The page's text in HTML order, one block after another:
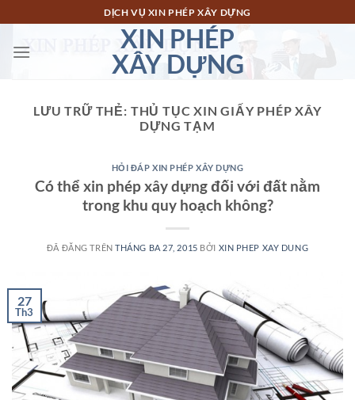
đến
nội
DỊCH VỤ XIN PHÉP XÂY DỰNG
XIN PHÉP
XÂY DỰNG
LƯU TRỮ THẺ: THỦ TỤC XIN GIẤY PHÉP XÂY
DỰNG TẠM
HỎI ĐÁP XIN PHÉP XÂY DỰNG
Có thể xin phép xây dựng đối với đất nằm
trong khu quy hoạch không?
ĐÃ ĐĂNG TRÊNTHÁNG BA 27, 2015 BỞI XIN PHEP XAY DUNG
27
Th3